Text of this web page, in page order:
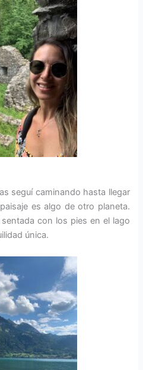
seguí caminando hasta llegar
es algo de otro planeta.
con los pies en el lago
única.